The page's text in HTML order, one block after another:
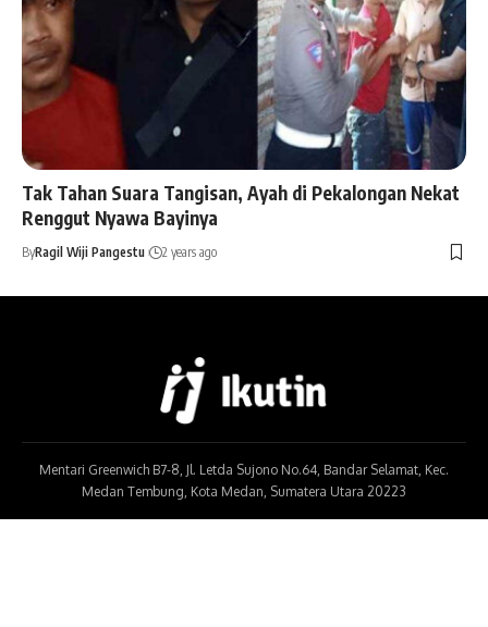
Tak Tahan Suara Tangisan, Ayah di Pekalongan Nekat
Renggut Nyawa Bayinya
ByRagil Wiji Pangestu 2 years ago
Mentari Greenwich B7-8, Jl. Letda Sujono No.64, Bandar Selamat, Kec.
Medan Tembung, Kota Medan, Sumatera Utara 20223